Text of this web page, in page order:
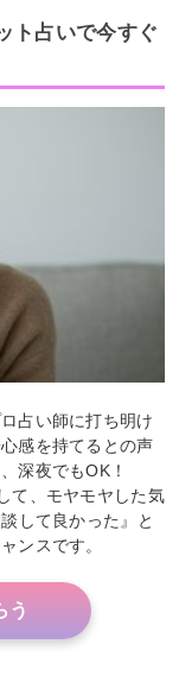
ト占いで今すぐ
占い師に打ち明け
感を持てるとの声
深夜でもOK！
て、モヤモヤした気
して良かった』と
ンスです。
う